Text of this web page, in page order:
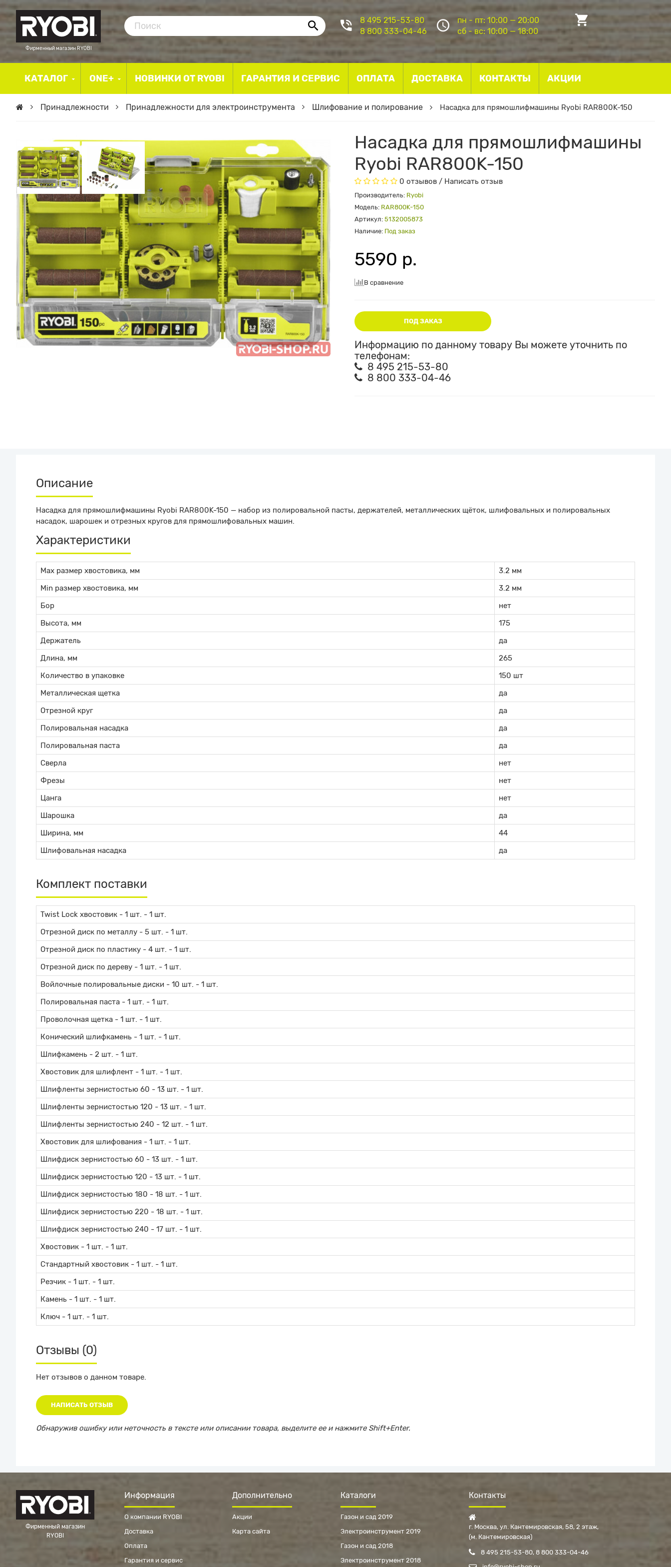
Фирменный магазин RYOBI
8 495 215-53-80
8 800 333-04-46
пн - пт: 10:00 — 20:00
сб - вс: 10:00 — 18:00
КАТАЛОГ ONE+ НОВИНКИ ОТ RYOBI ГАРАНТИЯ И СЕРВИС ОПЛАТА ДОСТАВКА КОНТАКТЫ АКЦИИ
Принадлежности Принадлежности для электроинструмента Шлифование и полирование Насадка для прямошлифмашины Ryobi RAR800K-150
Насадка для прямошлифмашины
Ryobi RAR800K-150
0 отзывов / Написать отзыв
Производитель: Ryobi
Модель: RAR800K-150
Артикул: 5132005873
Наличие: Под заказ
5590 р.
В сравнение
ПОД ЗАКАЗ
Информацию по данному товару Вы можете уточнить по
телефонам:
8 495 215-53-80
8 800 333-04-46
Описание
Насадка для прямошлифмашины Ryobi RAR800K-150 — набор из полировальной пасты, держателей, металлических щёток, шлифовальных и полировальных
насадок, шарошек и отрезных кругов для прямошлифовальных машин.
Характеристики
Max размер хвостовика, мм
3.2 мм
Min размер хвостовика, мм
3.2 мм
Бор
нет
Высота, мм
175
Держатель
да
Длина, мм
265
Количество в упаковке
150 шт
Металлическая щетка
да
Отрезной круг
да
Полировальная насадка
да
Полировальная паста
да
Сверла
нет
Фрезы
нет
Цанга
нет
Шарошка
да
Ширина, мм
44
Шлифовальная насадка
да
Комплект поставки
Twist Lock хвостовик - 1 шт. - 1 шт.
Отрезной диск по металлу - 5 шт. - 1 шт.
Отрезной диск по пластику - 4 шт. - 1 шт.
Отрезной диск по дереву - 1 шт. - 1 шт.
Войлочные полировальные диски - 10 шт. - 1 шт.
Полировальная паста - 1 шт. - 1 шт.
Проволочная щетка - 1 шт. - 1 шт.
Конический шлифкамень - 1 шт. - 1 шт.
Шлифкамень - 2 шт. - 1 шт.
Хвостовик для шлифлент - 1 шт. - 1 шт.
Шлифленты зернистостью 60 - 13 шт. - 1 шт.
Шлифленты зернистостью 120 - 13 шт. - 1 шт.
Шлифленты зернистостью 240 - 12 шт. - 1 шт.
Хвостовик для шлифования - 1 шт. - 1 шт.
Шлифдиск зернистостью 60 - 13 шт. - 1 шт.
Шлифдиск зернистостью 120 - 13 шт. - 1 шт.
Шлифдиск зернистостью 180 - 18 шт. - 1 шт.
Шлифдиск зернистостью 220 - 18 шт. - 1 шт.
Шлифдиск зернистостью 240 - 17 шт. - 1 шт.
Хвостовик - 1 шт. - 1 шт.
Стандартный хвостовик - 1 шт. - 1 шт.
Резчик - 1 шт. - 1 шт.
Камень - 1 шт. - 1 шт.
Ключ - 1 шт. - 1 шт.
Отзывы (0)
Нет отзывов о данном товаре.
НАПИСАТЬ ОТЗЫВ
Обнаружив ошибку или неточность в тексте или описании товара, выделите ее и нажмите Shift+Enter.
Фирменный магазин
RYOBI
Контакты
г. Москва, ул. Кантемировская, 58, 2 этаж
(м. Кантемировская)
8 495 215-53-80 8 800 333-04-46
Информация
О компании RYOBI
Доставка
Оплата
Гарантия и сервис
Дополнительно
Акции
Карта сайта
Каталоги
Газон и сад 2019
Электроинструмент 2019
Газон и сад 2018
Электроинструмент 2018